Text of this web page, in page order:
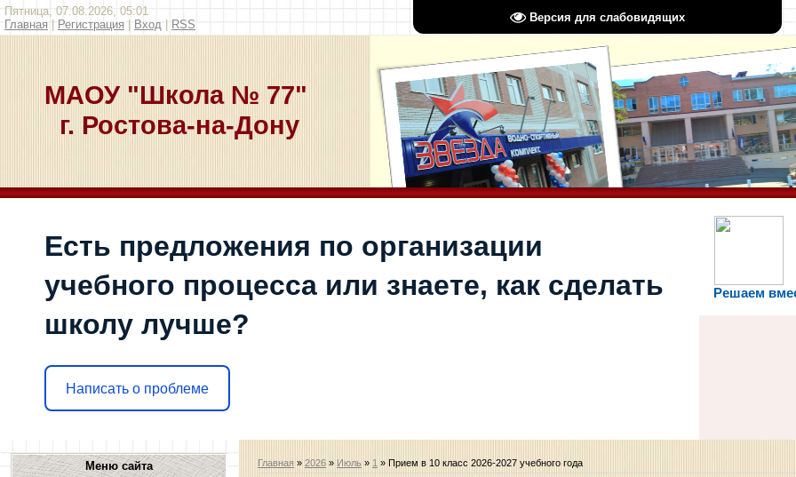
Версия для слабовидящих
Пятница, 07.08.2026, 05:01
Главная
Регистрация Вход RSS
МАОУ "Школа № 77"
г. Ростова-на-Дону
Решаем
Есть предложения по организации
учебного процесса или знаете, как сделать
школу лучше?
Написать о проблеме
Меню сайта Главная »2026 » Июль » 1 » Прием в 10 класс 2026-2027 учебного года